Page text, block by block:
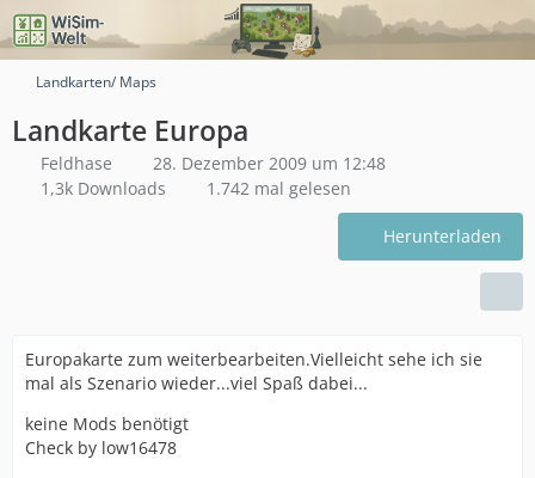
Landkarten/ Maps
Landkarte Europa
Feldhase
28. Dezember 2009 um 12:48
1,3k Downloads
1.742 mal gelesen
Herunterladen
Europakarte zum weiterbearbeiten.Vielleicht sehe ich sie
mal als Szenario wieder...viel Spaß dabei...
keine Mods benötigt
Check by low16478